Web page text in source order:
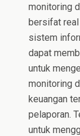
monitoring
bersifat real
sistem
dapat
untuk
monitoring
keuangan
pelaporan.
untuk